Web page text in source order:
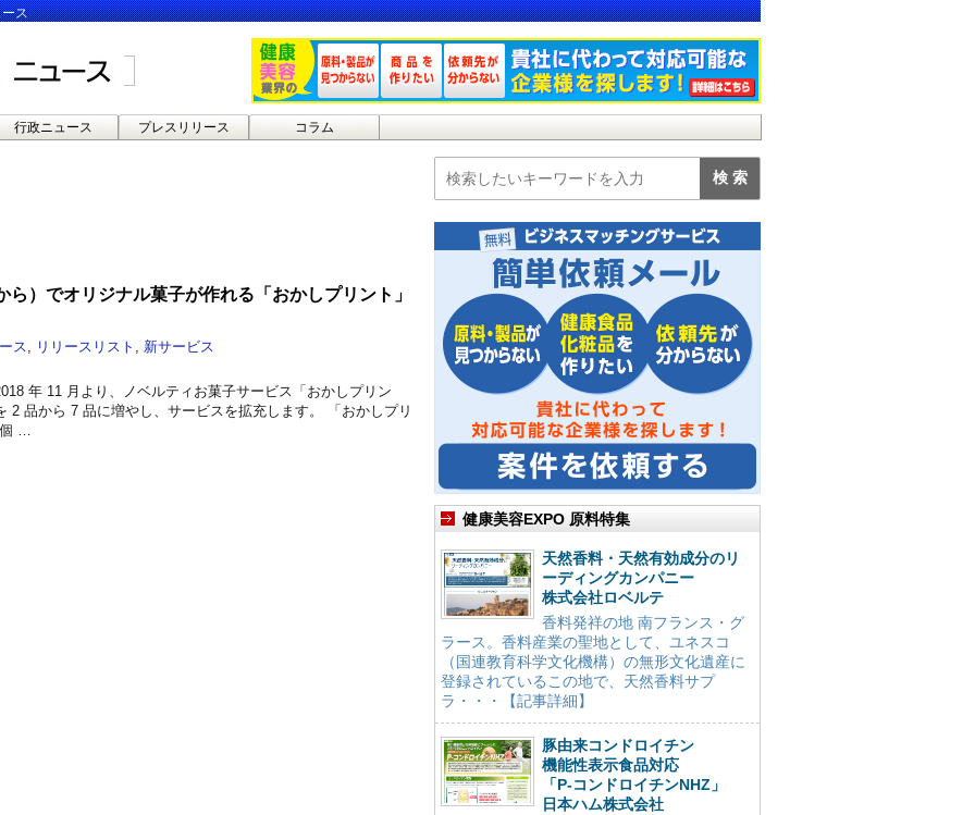
ス
行政ニュース プレスリリース コラム
ら）でオリジナル菓子が作れる「おかしプリント」
ス リリースリスト
新サービス
年 11 月より、ノベルティお菓子サービス「おかしプリン
2 品から 7 品に増やし、サービスを拡充します。 「おかしプリ
…
健康美容EXPO 原料特集
天然香料・天然有効成分のリ
ーディングカンパニー
株式会社ロベルテ
香料発祥の地 南フランス・グ
ラース。香料産業の聖地として、ユネスコ
（国連教育科学文化機構）の無形文化遺産に
登録されているこの地で、天然香料サプ
ラ・・・【記事詳細】
豚由来コンドロイチン
機能性表示食品対応
「P-コンドロイチンNHZ」
日本ハム株式会社